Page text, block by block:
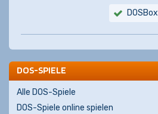
DOSBox
DOS-SPIELE
Alle DOS-Spiele
DOS-Spiele online spielen